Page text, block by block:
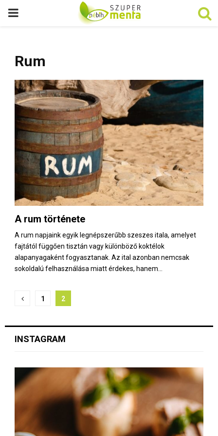
P
M
Y
M
E
N
Rum
A rum története
A rum napjaink egyik legnépszerűbb szeszes itala, amelyet
fajtától függően tisztán vagy különböző koktélok
alapanyagaként fogyasztanak. Az ital azonban nemcsak
sokoldalú felhasználása miatt érdekes, hanem...
B
j
g
y
z
é
1 2
INSTAGRAM